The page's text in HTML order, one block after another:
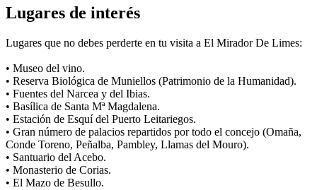
Lugares de interés
Lugares que no debes perderte en tu visita a El Mirador De Limes:
• Museo del vino.
• Reserva Biológica de Muniellos (Patrimonio de la Humanidad).
• Fuentes del Narcea y del Ibias.
• Basílica de Santa Mª Magdalena.
• Estación de Esquí del Puerto Leitariegos.
• Gran número de palacios repartidos por todo el concejo (Omaña,
Conde Toreno, Peñalba, Pambley, Llamas del Mouro).
• Santuario del Acebo.
• Monasterio de Corias.
• El Mazo de Besullo.